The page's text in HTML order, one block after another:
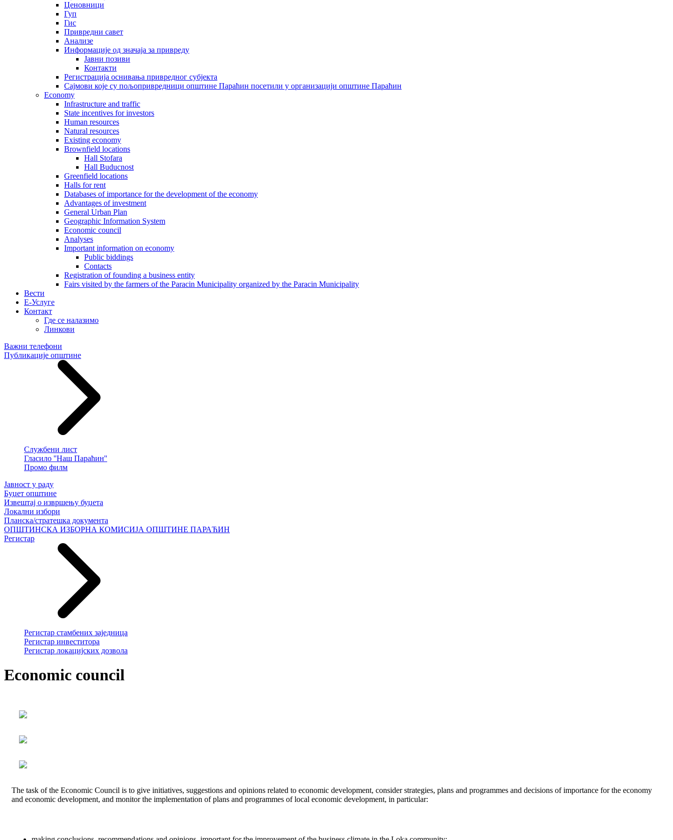
Ценовници
Гуп
Гис
Привредни савет
Aнализе
Информације од значаја за привреду
Јавни позиви
Контакти
Регистрација оснивања привредног субјекта
Сајмови које су пољопривредници општине Параћин посетили у организацији општине Параћин
Economy
Infrastructure and traffic
State incentives for investors
Human resources
Natural resources
Existing economy
Brownfield locations
Hall Stofara
Hall Buducnost
Greenfield locations
Halls for rent
Databases of importance for the development of the economy
Advantages of investment
General Urban Plan
Geographic Information System
Еconomic council
Analyses
Important information on economy
Public biddings
Contacts
Registration of founding a business entity
Fairs visited by the farmers of the Paracin Municipality organized by the Paracin Municipality
Вести
E-Услуге
Контакт
Где се налазимо
Линкови
Важни телефони
Публикације општине
Службени лист
Гласило ''Наш Параћин''
Промо филм
Јавност у раду
Буџет општине
Извештај о извршењу буџета
Локални избори
Планска/стратешка документа
ОПШТИНСКА ИЗБОРНА КОМИСИЈА ОПШТИНЕ ПАРАЋИН
Регистар
Регистар стамбених заједница
Регистар инвеститора
Регистар локацијских дозвола
Еconomic council
The task of the Economic Council is to give initiatives, suggestions and opinions related to economic development, consider strategies, plans and programmes and decisions of importance for the economy
and economic development, and monitor the implementation of plans and programmes of local economic development, in particular: